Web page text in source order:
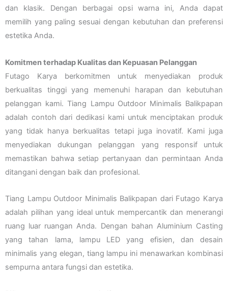
dan klasik. Dengan berbagai opsi warna ini, Anda dapat
memilih yang paling sesuai dengan kebutuhan dan preferensi
estetika Anda.
Komitmen terhadap Kualitas dan Kepuasan Pelanggan
Futago Karya berkomitmen untuk menyediakan produk
berkualitas tinggi yang memenuhi harapan dan kebutuhan
pelanggan kami. Tiang Lampu Outdoor Minimalis Balikpapan
adalah contoh dari dedikasi kami untuk menciptakan produk
yang tidak hanya berkualitas tetapi juga inovatif. Kami juga
menyediakan dukungan pelanggan yang responsif untuk
memastikan bahwa setiap pertanyaan dan permintaan Anda
ditangani dengan baik dan profesional.
Tiang Lampu Outdoor Minimalis Balikpapan dari Futago Karya
adalah pilihan yang ideal untuk mempercantik dan menerangi
ruang luar ruangan Anda. Dengan bahan Aluminium Casting
yang tahan lama, lampu LED yang efisien, dan desain
minimalis yang elegan, tiang lampu ini menawarkan kombinasi
sempurna antara fungsi dan estetika.